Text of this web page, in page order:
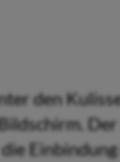
den
Einbindung